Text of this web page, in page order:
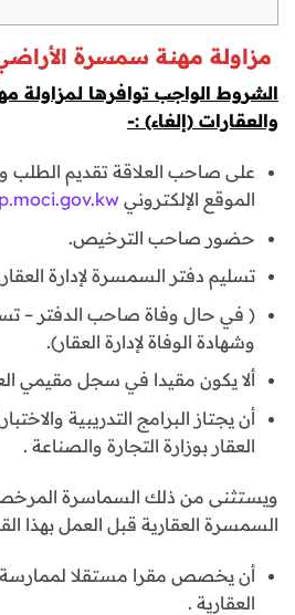
مزاولة مهنة سمسرة
الشروط الواجب توافرها لمزاولة
والعقارات (إلغاء) :-
على صاحب العلاقة تقديم
الموقع الإلكتروني
حضور صاحب الترخيص.
تسليم دفتر السمسرة لإدارة
( في حال وفاة صاحب الدفتر –
وشهادة الوفاة لإدارة العقار).
ألا يكون مقيدا في سجل مقيمي
أن يجتاز البرامج التدريبية
العقار بوزارة التجارة والصناعة .
ويستثنى من ذلك السماسرة المرخص
السمسرة العقارية قبل العمل بهذا
أن يخصص مقرا مستقلا
العقارية .